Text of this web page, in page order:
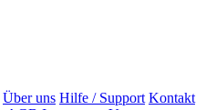
Über uns Hilfe / Support Kontakt